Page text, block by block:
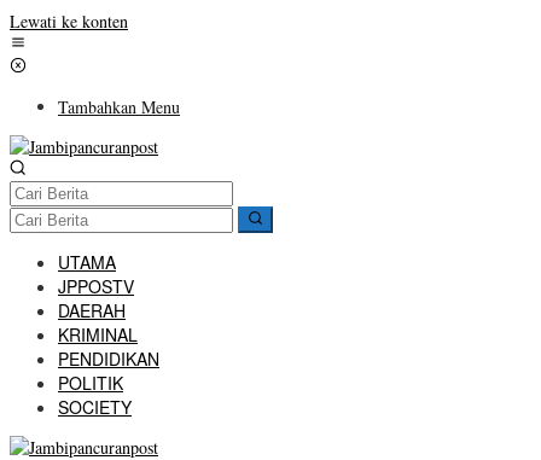
Lewati ke konten
Tambahkan Menu
UTAMA
JPPOSTV
DAERAH
KRIMINAL
PENDIDIKAN
POLITIK
SOCIETY